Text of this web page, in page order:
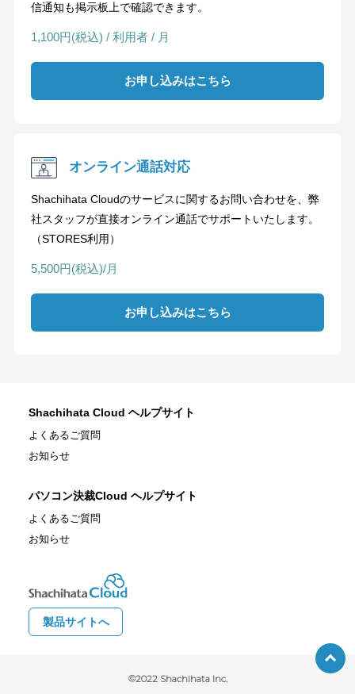
信通知も掲示板上で確認できます。
1,100円(税込) / 利用者 / 月
お申し込みはこちら
オンライン通話対応
Shachihata Cloudのサービスに関するお問い合わせを、弊
社スタッフが直接オンライン通話でサポートいたします。
（STORES利用）
5,500円(税込)/月
お申し込みはこちら
製品サイトへ
Shachihata Cloud ヘルプサイト
よくあるご質問
お知らせ
パソコン決裁Cloud ヘルプサイト
よくあるご質問
お知らせ
©2022 Shachihata Inc.